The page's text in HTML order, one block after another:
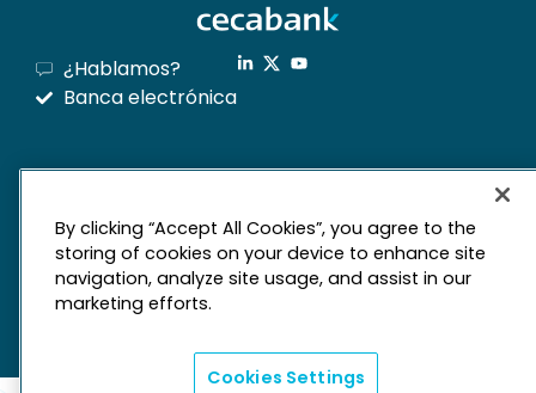
¿Hablamos?
Banca electrónica
Aviso legal
Derechos de privacidad
Política de cookies
By clicking “Accept All Cookies”, you agree to the
storing of cookies on your device to enhance site
navigation, analyze site usage, and assist in our
marketing efforts.
Cookies Settings